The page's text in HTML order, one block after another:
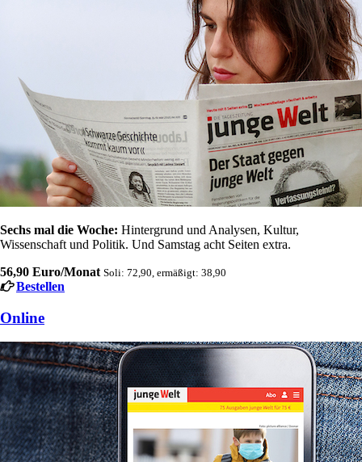
Sechs mal die Woche: Hintergrund und Analysen, Kultur,
Wissenschaft und Politik. Und Samstag acht Seiten extra.
56,90 Euro/Monat Soli: 72,90, ermäßigt: 38,90
Bestellen
Online